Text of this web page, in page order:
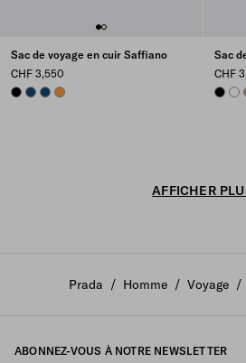
Sac de voyage en cuir Saffiano
CHF 3,550
BLACKBRIGHT BLUE
BRIGHT BLUE
AMBER
Sac
CHF
BLACK
AFFICHER
Prada / Homme / Voyage /
ABONNEZ-VOUS À NOTRE NEWSLETTER